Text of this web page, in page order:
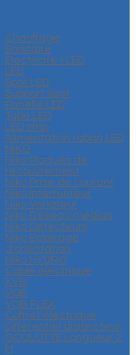
Chauffage
Sanitaire
Electricité / LED
LED
Spot LED
Support Spot
Panelle LED
Tube LED
LED strip
Alimentation ruban LED
NIKO
Niko Plaques de
recouvrement
Niko Prise de courant
Niko Interrupteur
Niko Variateur
Niko Réseau médias
Niko Détecteurs
Niko Eclairage
d'orientation
Niko HYDRO
Cable éléctrique
XVB
VOB
VOB FLEX
Coffret éléctrique
Différentiel disjoncteur
GOULOTTE Longueur 2
M